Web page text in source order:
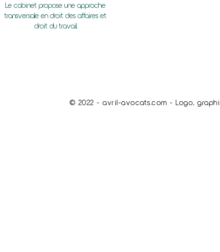
Le cabinet propose une approche
transversale en droit des affaires et
droit du travail.
© 2022 - avril-avocats.com - Logo,